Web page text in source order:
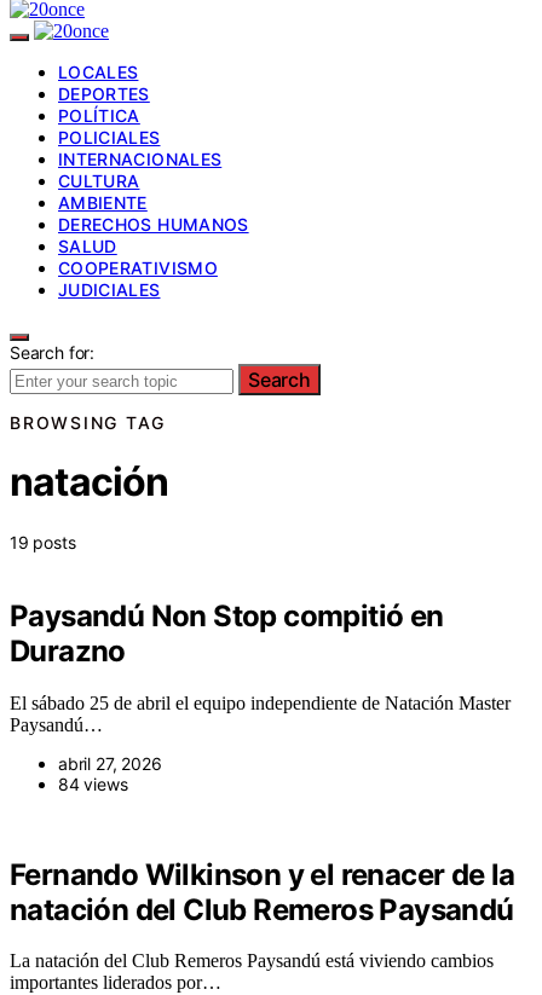
LOCALES
DEPORTES
POLÍTICA
POLICIALES
INTERNACIONALES
CULTURA
AMBIENTE
DERECHOS HUMANOS
SALUD
COOPERATIVISMO
JUDICIALES
Search for:
Search
BROWSING TAG
natación
19 posts
Paysandú Non Stop compitió en
Durazno
El sábado 25 de abril el equipo independiente de Natación Master
Paysandú…
abril 27, 2026
84 views
Fernando Wilkinson y el renacer de la
natación del Club Remeros Paysandú
La natación del Club Remeros Paysandú está viviendo cambios
importantes liderados por…